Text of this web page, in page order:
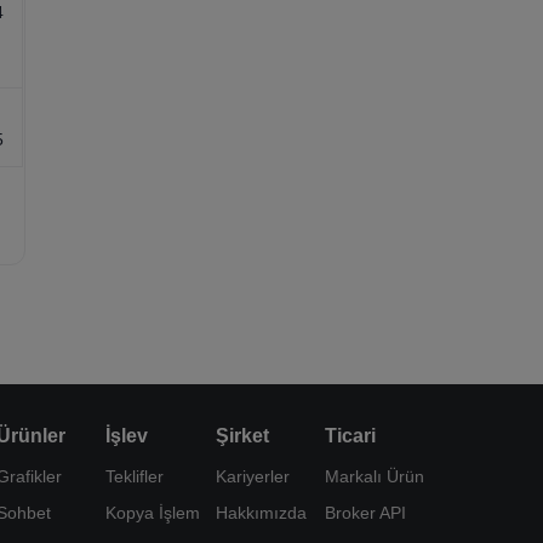
İşlev
Teklifler
Kopya İşlem
Şirket
Kariyerler
Hakkımızda
Ticari
Markalı Ürün
Broker API